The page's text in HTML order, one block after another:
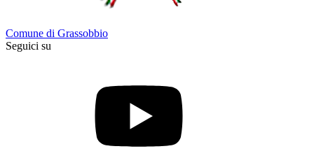
Comune di Grassobbio
Seguici su